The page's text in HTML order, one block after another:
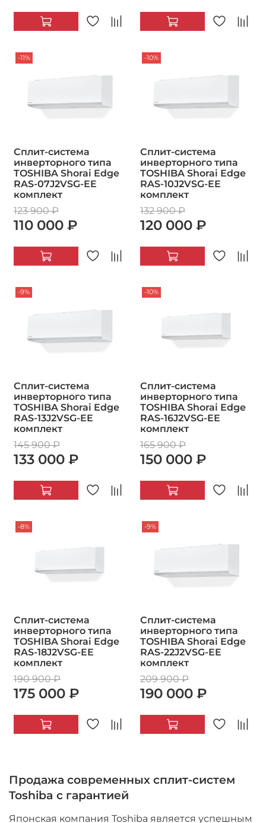
-11%
Сплит-система
инверторного типа
TOSHIBA Shorai Edge
RAS-07J2VSG-EE
комплект
123 900 ₽
110 000 ₽
-10%
Сплит-система
инверторного типа
TOSHIBA Shorai Edge
RAS-10J2VSG-EE
комплект
132 900 ₽
120 000 ₽
-9%
Сплит-система
инверторного типа
TOSHIBA Shorai Edge
RAS-13J2VSG-EE
комплект
145 900 ₽
133 000 ₽
-10%
Сплит-система
инверторного типа
TOSHIBA Shorai Edge
RAS-16J2VSG-EE
комплект
165 900 ₽
150 000 ₽
-8%
Сплит-система
инверторного типа
TOSHIBA Shorai Edge
RAS-18J2VSG-EE
комплект
190 900 ₽
175 000 ₽
-9%
Сплит-система
инверторного типа
TOSHIBA Shorai Edge
RAS-22J2VSG-EE
комплект
209 900 ₽
190 000 ₽
Продажа современных сплит-систем
Toshiba с гарантией
Японская компания Toshiba является успешным